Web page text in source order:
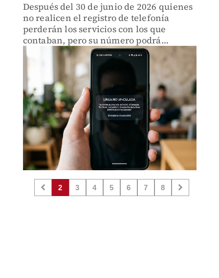
Después del 30 de junio de 2026 quienes
no realicen el registro de telefonía
perderán los servicios con los que
contaban, pero su número podrá
recuperarse
2 3 4 5 6 7 8